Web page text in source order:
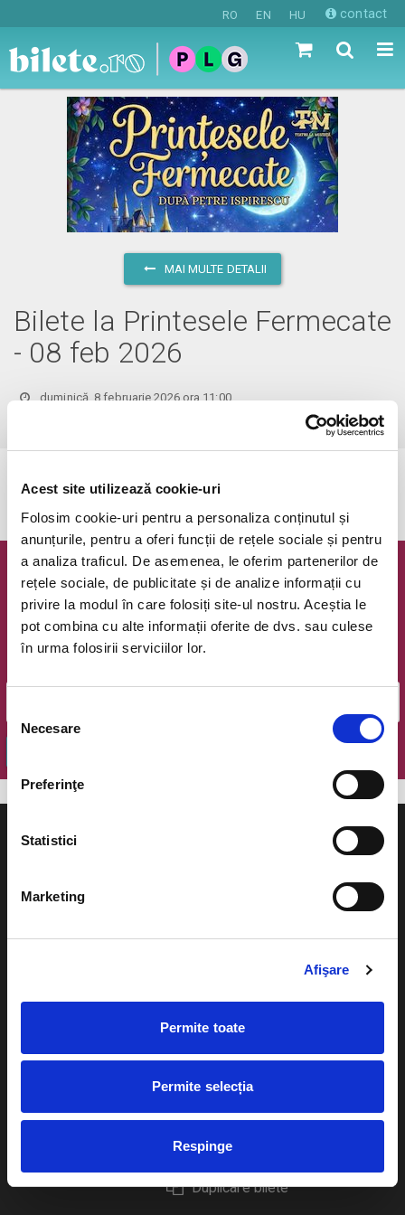
Acest site utilizează cookie-uri
Folosim cookie-uri pentru a personaliza conținutul și
anunțurile, pentru a oferi funcții de rețele sociale și pentru
a analiza traficul. De asemenea, le oferim partenerilor de
rețele sociale, de publicitate și de analize informații cu
privire la modul în care folosiți site-ul nostru. Aceștia le
pot combina cu alte informații oferite de dvs. sau culese
în urma folosirii serviciilor lor.
consimțământului
Necesare
Preferinţe
Statistici
Marketing
Afişare
Permite toate
Permite selecția
Respinge
RO EN HU contact
MAI MULTE DETALII
Bilete la Printesele Fermecate
- 08 feb 2026
duminică, 8 februarie 2026 ora 11:00
Evenimentul a expirat.
Newsletter @ Bilete.ro
Oferte exclusive si o editie saptamanala cu cele mai noi
evenimente.
Cum comand bilete?
Plata online sau cash
eBilet printat acasa
Livrare prin curier
Returnare bilete
Duplicare bilete
Evenimente
festivaluri
Pentru copii